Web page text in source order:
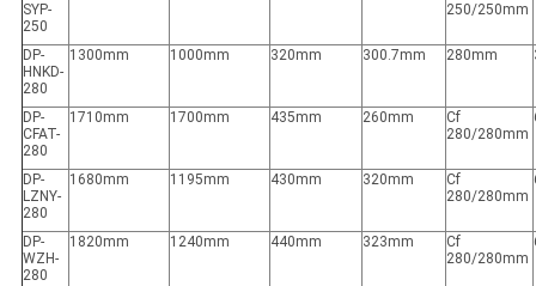
SYP-
250
250/250mm
DP-
HNKD-
280
1300mm 1000mm 320mm 300.7mm 280mm
DP-
CFAT-
280
1710mm 1700mm 435mm 260mm
Cf
280/280mm
DP-
LZNY-
280
1680mm 1195mm 430mm 320mm
Cf
280/280mm
DP-
WZH-
280
1820mm 1240mm 440mm 323mm
Cf
280/280mm